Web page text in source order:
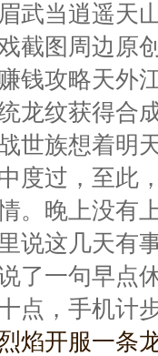
当逍遥天
截图周边原
钱攻略天外
龙纹获得合
世族想着明
度过，至此
。晚上没有
说这几天有
了一句早点
点，手机计
焰开服一条